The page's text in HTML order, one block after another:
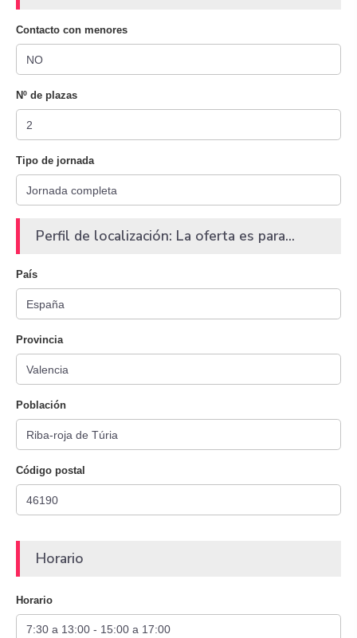
Contacto con menores
Nº de plazas
Tipo de jornada
Perfil de localización: La oferta es para...
País
Provincia
Población
Código postal
Horario
Horario